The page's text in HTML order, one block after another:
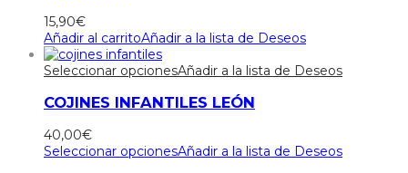
15,90€
Añadir al carritoAñadir a la lista de Deseos
Seleccionar opcionesAñadir a la lista de Deseos
COJINES INFANTILES LEÓN
40,00€
Seleccionar opcionesAñadir a la lista de Deseos